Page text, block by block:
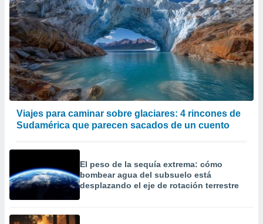
Viajes para caminar sobre glaciares: 4 rincones de
Sudamérica que parecen sacados de un cuento
El peso de la sequía extrema: cómo
bombear agua del subsuelo está
desplazando el eje de rotación terrestre